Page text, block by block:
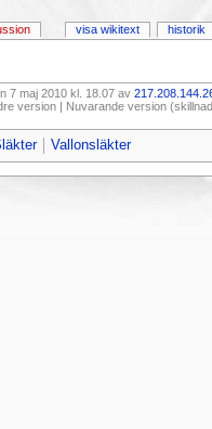
7 maj 2010 kl. 18.07 av
version | Nuvarande version
Vallonsläkter
visa wikitext historik